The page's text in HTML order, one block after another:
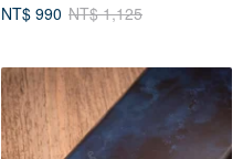
NT$ 990 NT$ 1,125